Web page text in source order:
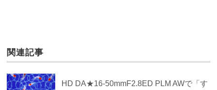
関連記事
HD DA★16-50mmF2.8ED PLM AWで「す